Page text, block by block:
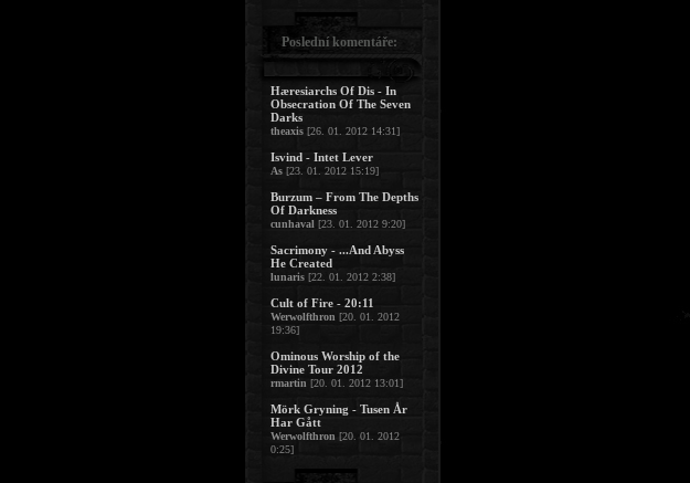
Poslední komentáře:
Hæresiarchs Of Dis - In
Obsecration Of The Seven
Darks
theaxis [26. 01. 2012 14:31]
Isvind - Intet Lever
As [23. 01. 2012 15:19]
Burzum – From The Depths
Of Darkness
cunhaval [23. 01. 2012 9:20]
Sacrimony - ...And Abyss
He Created
lunaris [22. 01. 2012 2:38]
Cult of Fire - 20:11
Werwolfthron [20. 01. 2012
19:36]
Ominous Worship of the
Divine Tour 2012
rmartin [20. 01. 2012 13:01]
Mörk Gryning - Tusen År
Har Gått
Werwolfthron [20. 01. 2012
0:25]